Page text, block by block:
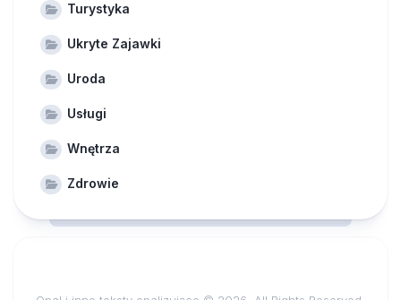
Turystyka
Ukryte Zajawki
Uroda
Usługi
Wnętrza
Zdrowie